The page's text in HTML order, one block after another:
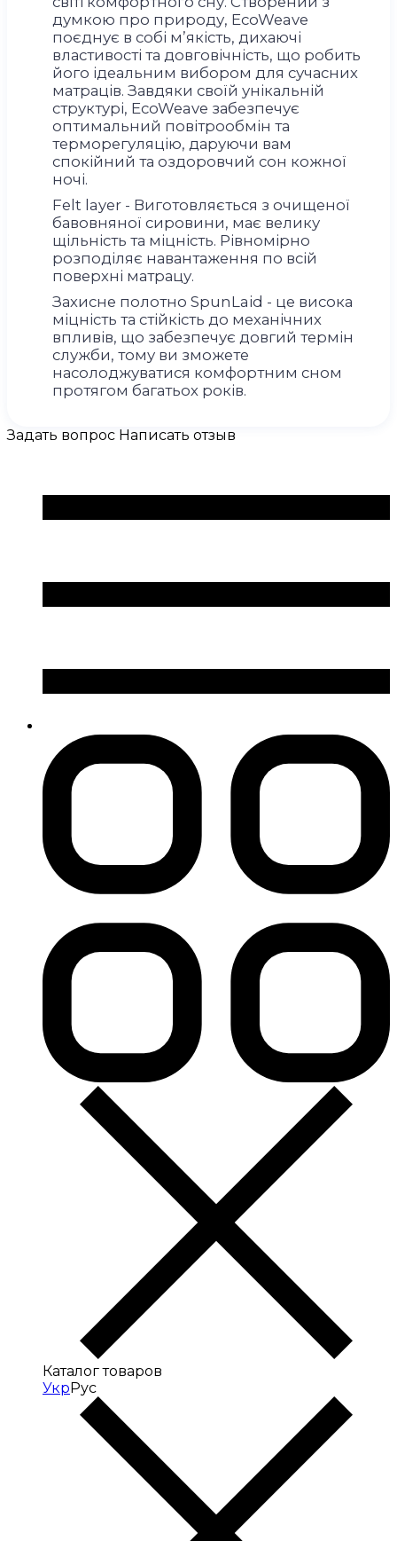
думкою про природу, EcoWeave
поєднує в собі м’якість, дихаючі
властивості та довговічність, що робить
його ідеальним вибором для сучасних
матраців. Завдяки своїй унікальній
структурі, EcoWeave забезпечує
оптимальний повітрообмін та
терморегуляцію, даруючи вам
спокійний та оздоровчий сон кожної
ночі.
Felt layer - Виготовляється з очищеної
бавовняної сировини, має велику
щільність та міцність. Рівномірно
розподіляє навантаження по всій
поверхні матрацу.
Захисне полотно SpunLaid - це висока
міцність та стійкість до механічних
впливів, що забезпечує довгий термін
служби, тому ви зможете
насолоджуватися комфортним сном
протягом багатьох років.
Задать вопрос Написать отзыв
Каталог товаров
УкрРус